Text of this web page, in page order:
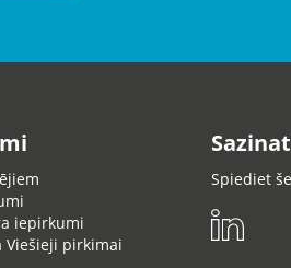
iepirkumi
Viešieji pirkimai
Spiediet